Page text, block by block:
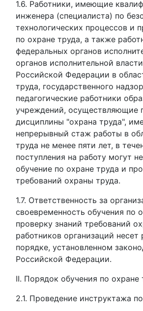
1.6. Работники, имеющие
инженера (специалиста) по
технологических процессов и
по охране труда, а также
федеральных органов
органов исполнительной
Российской Федерации в
труда, государственного
педагогические работники
учреждений, осуществляющие
дисциплины "охрана труда",
непрерывный стаж работы в
труда не менее пяти лет, в
поступления на работу могут
обучение по охране труда и
требований охраны труда.
1.7. Ответственность за
своевременность обучения по
проверку знаний требований
работников организаций несет
порядке, установленном
Российской Федерации.
II. Порядок обучения по охране
2.1. Проведение инструктажа